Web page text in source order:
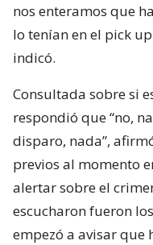
nos enteramos que
lo tenían en el pick
indicó.
Consultada sobre si
respondió que “no,
disparo, nada”,
previos al momento
alertar sobre el
escucharon fueron
empezó a avisar